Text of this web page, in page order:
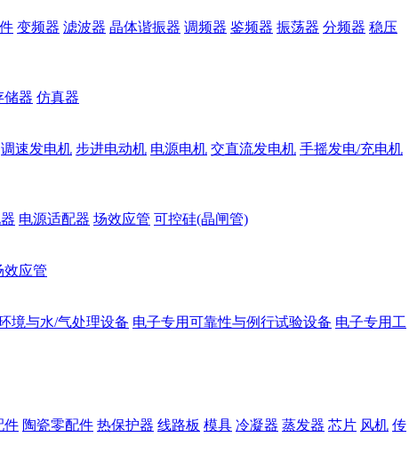
变频器 滤波器 晶体谐振器 调频器 鉴频器 振荡器 分频器 稳压
储器 仿真器
调速发电机 步进电动机 电源电机 交直流发电机 手摇发电/充电机
电源适配器 场效应管 可控硅(晶闸管)
效应管
境与水/气处理设备 电子专用可靠性与例行试验设备 电子专用工
件 陶瓷零配件 热保护器 线路板 模具 冷凝器 蒸发器 芯片 风机 传